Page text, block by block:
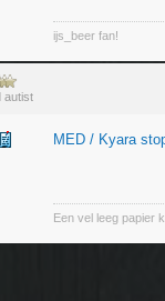
ijs_beer fan!
autist
MED / Kyara
Een vel leeg papier